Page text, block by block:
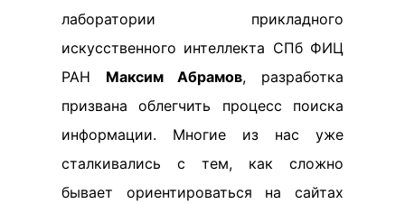
лаборатории прикладного
искусственного интеллекта СПб ФИЦ
РАН Максим Абрамов, разработка
призвана облегчить процесс поиска
информации. Многие из нас уже
сталкивались с тем, как сложно
бывает ориентироваться на сайтах